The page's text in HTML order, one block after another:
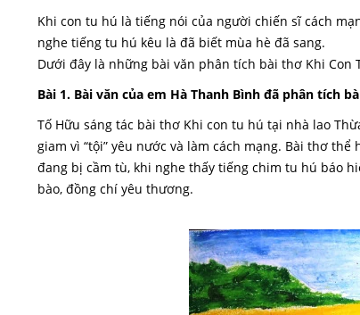
Khi con tu hú là tiếng nói của người chiến sĩ cách
nghe tiếng tu hú kêu là đã biết mùa hè đã sang.
Dưới đây là những bài văn phân tích bài thơ Khi Con
Bài 1. Bài văn của em Hà Thanh Bình đã phân tích
Tố Hữu sáng tác bài thơ Khi con tu hú tại nhà lao
giam vì “tội” yêu nước và làm cách mạng. Bài thơ
đang bị cầm tù, khi nghe thấy tiếng chim tu hú báo
bào, đồng chí yêu thương.